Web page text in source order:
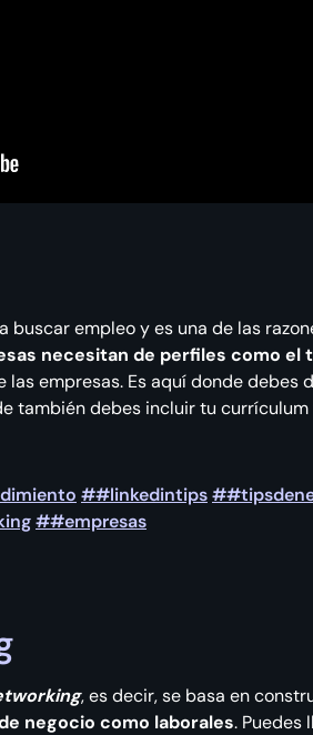
buscar empleo y es una de las
necesitan de perfiles como el
empresas. Es aquí donde debes
también debes incluir tu
##linkedintips
##empresas
, es decir, se basa en
negocio como laborales. Puedes